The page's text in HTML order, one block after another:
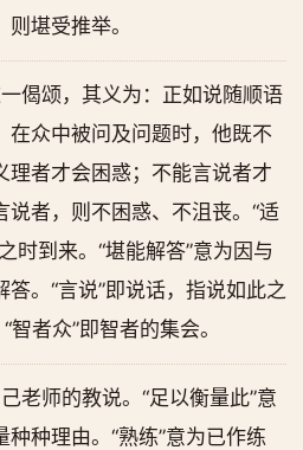
堪受推举。
偈颂，其义为：正如说随顺语
在众中被问及问题时，他既不
理者才会困惑；不能言说者才
说者，则不困惑、不沮丧。“适
时到来。“堪能解答”意为因与
。“言说”即说话，指说如此之
智者众”即智者的集会。
老师的教说。“足以衡量此”意
种理由。“熟练”意为已作练